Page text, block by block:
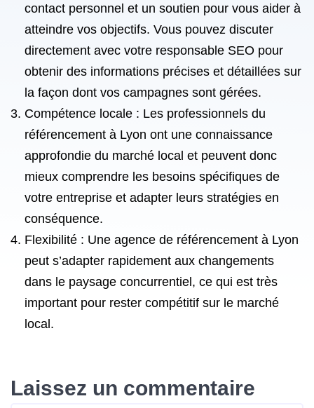
contact personnel et un soutien pour vous aider à
atteindre vos objectifs. Vous pouvez discuter
directement avec votre responsable SEO pour
obtenir des informations précises et détaillées sur
la façon dont vos campagnes sont gérées.
Compétence locale : Les professionnels du
référencement à Lyon ont une connaissance
approfondie du marché local et peuvent donc
mieux comprendre les besoins spécifiques de
votre entreprise et adapter leurs stratégies en
conséquence.
Flexibilité : Une agence de référencement à Lyon
peut s’adapter rapidement aux changements
dans le paysage concurrentiel, ce qui est très
important pour rester compétitif sur le marché
local.
Laissez un commentaire